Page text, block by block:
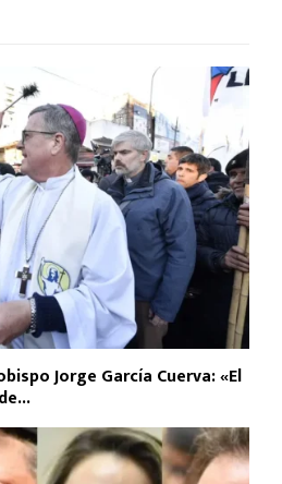
Jorge García Cuerva: «El